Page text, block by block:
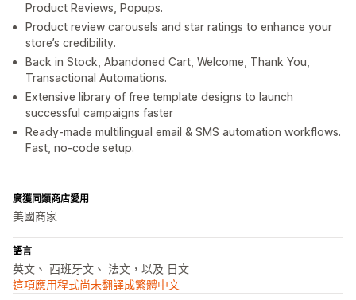
Product Reviews, Popups.
Product review carousels and star ratings to enhance your
store’s credibility.
Back in Stock, Abandoned Cart, Welcome, Thank You,
Transactional Automations.
Extensive library of free template designs to launch
successful campaigns faster
Ready-made multilingual email & SMS automation workflows.
Fast, no-code setup.
廣獲同類商店愛用
美國商家
語言
英文、 西班牙文、 法文，以及 日文
這項應用程式尚未翻譯成繁體中文